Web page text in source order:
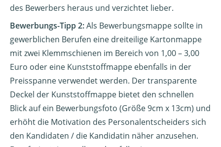
des Bewerbers heraus und verzichtet lieber.
Bewerbungs-Tipp 2:Als Bewerbungsmappe sollte in
gewerblichen Berufen eine dreiteilige Kartonmappe
mit zwei Klemmschienen im Bereich von 1,00 – 3,00
Euro oder eine Kunststoffmappe ebenfalls in der
Preisspanne verwendet werden. Der transparente
Deckel der Kunststoffmappe bietet den schnellen
Blick auf ein Bewerbungsfoto (Größe 9cm x 13cm) und
erhöht die Motivation des Personalentscheiders sich
den Kandidaten / die Kandidatin näher anzusehen.